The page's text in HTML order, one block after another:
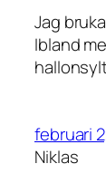
Jag
Ibland
februari
Niklas